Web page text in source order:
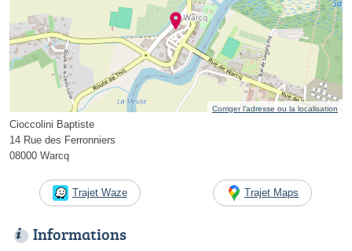
Corriger l’adresse ou la localisation
Cioccolini Baptiste
14 Rue des Ferronniers
08000 Warcq
Trajet Waze Trajet Maps
Informations